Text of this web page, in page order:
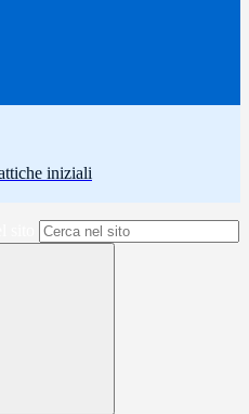
iniziali